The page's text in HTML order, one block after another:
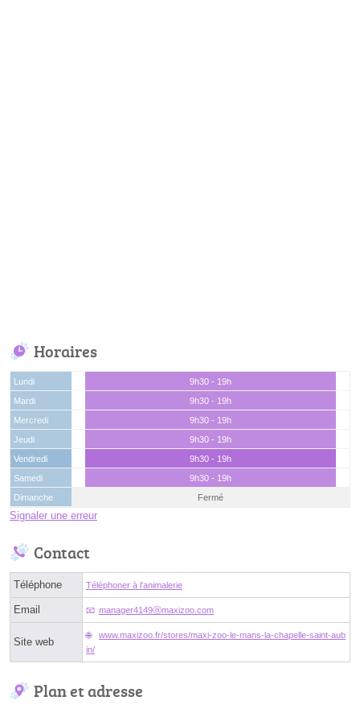
Horaires
Lundi
9h30 - 19h
Mardi
9h30 - 19h
Mercredi
9h30 - 19h
Jeudi
9h30 - 19h
Vendredi
9h30 - 19h
Samedi
9h30 - 19h
Dimanche
Fermé
Signaler une erreur
Contact
Téléphone Téléphoner à l'animalerie
Email manager4149ⓐmaxizoo.com
Site web
www.maxizoo.fr/stores/maxi-zoo-le-mans-la-chapelle-saint-aub
in/
Plan et adresse